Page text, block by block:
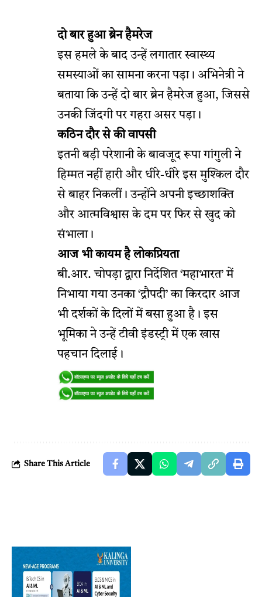
दो बार हुआ ब्रेन हैमरेज
इस हमले के बाद उन्हें लगातार स्वास्थ्य
समस्याओं का सामना करना पड़ा। अभिनेत्री ने
बताया कि उन्हें दो बार ब्रेन हैमरेज हुआ, जिससे
उनकी जिंदगी पर गहरा असर पड़ा।
कठिन दौर से की वापसी
इतनी बड़ी परेशानी के बावजूद रूपा गांगुली ने
हिम्मत नहीं हारी और धीरे-धीरे इस मुश्किल दौर
से बाहर निकलीं। उन्होंने अपनी इच्छाशक्ति
और आत्मविश्वास के दम पर फिर से खुद को
संभाला।
आज भी कायम है लोकप्रियता
बी.आर. चोपड़ा द्वारा निर्देशित ‘महाभारत’ में
निभाया गया उनका ‘द्रौपदी’ का किरदार आज
भी दर्शकों के दिलों में बसा हुआ है। इस
भूमिका ने उन्हें टीवी इंडस्ट्री में एक खास
पहचान दिलाई।
Share This Article